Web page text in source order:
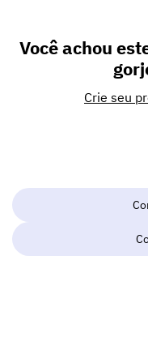
Você achou
Crie seu